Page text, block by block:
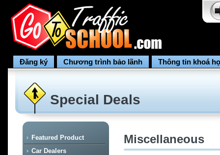
Đăng ký Chương trình bảo lãnh Thông tin khoá
Special Deals
Featured Product
Car Dealers
Miscellaneous